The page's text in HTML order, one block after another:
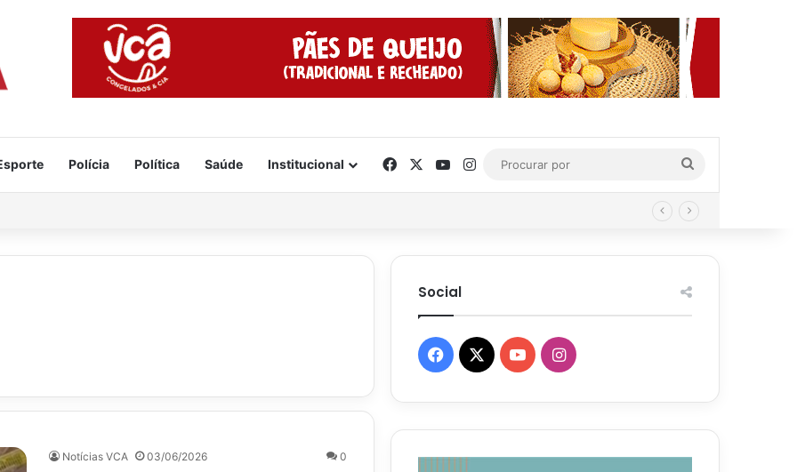
Polícia Política Saúde Institucional FacebookYouTube
Instagram
por
Notícias VCA 03/06/2026 0
Social
Facebook
X YouTubeInstagram